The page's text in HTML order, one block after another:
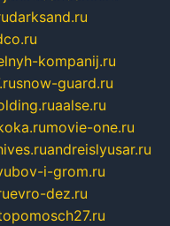
darksand.ru
kompanij.ru
snow-guard.ru
aalse.ru
movie-one.ru
andreislyusar.ru
i-grom.ru
evro-dez.ru